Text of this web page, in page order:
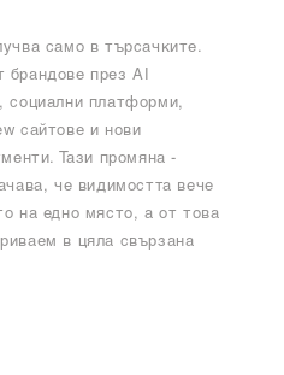
само в търсачките.
брандове през AI
социални платформи,
сайтове и нови
Тази промяна -
че видимостта вече
на едно място, а от това
в цяла свързана